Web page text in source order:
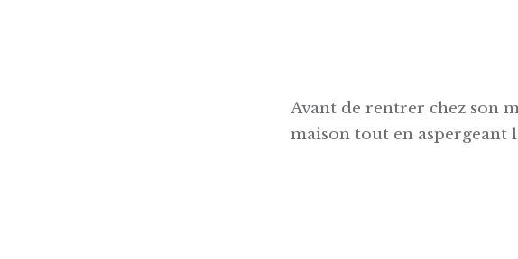
Avant de rentrer chez son
maison tout en aspergeant